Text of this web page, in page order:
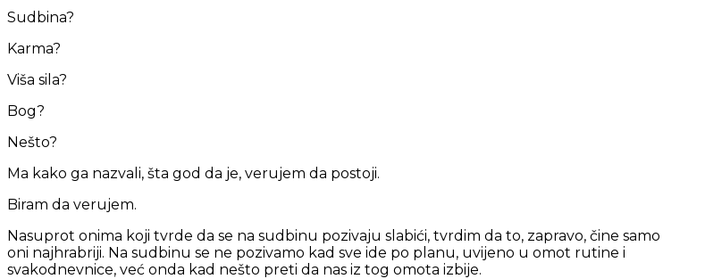
Sudbina?
Karma?
Viša sila?
Bog?
Nešto?
Ma kako ga nazvali, šta god da je, verujem da postoji.
Biram da verujem.
Nasuprot onima koji tvrde da se na sudbinu pozivaju slabići, tvrdim da to, zapravo, čine samo
oni najhrabriji. Na sudbinu se ne pozivamo kad sve ide po planu, uvijeno u omot rutine i
svakodnevnice, već onda kad nešto preti da nas iz tog omota izbije.